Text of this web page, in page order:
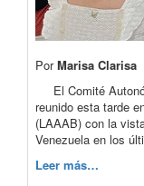
PorMarisa Clarisa
El Comité
reunido esta tarde
(LAAAB) con la
Venezuela en los
Leer más…